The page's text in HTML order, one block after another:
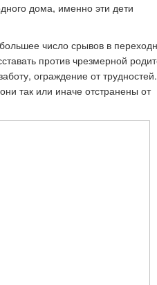
дома, именно эти дети
число срывов в
против чрезмерной
ограждение от
так или иначе отстранены от